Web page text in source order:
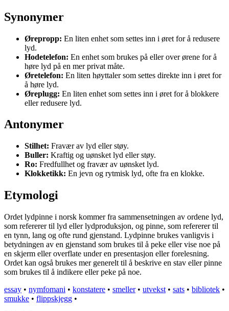
Synonymer
Ørepropp: En liten enhet som settes inn i øret for å redusere
lyd.
Hodetelefon: En enhet som brukes på eller over ørene for å
høre lyd på en mer privat måte.
Øretelefon: En liten høyttaler som settes direkte inn i øret for
å høre lyd.
Øreplugg: En liten enhet som settes inn i øret for å blokkere
eller redusere lyd.
Antonymer
Stilhet: Fravær av lyd eller støy.
Buller: Kraftig og uønsket lyd eller støy.
Ro: Fredfullhet og fravær av uønsket lyd.
Klokketikk: En jevn og rytmisk lyd, ofte fra en klokke.
Etymologi
Ordet lydpinne i norsk kommer fra sammensetningen av ordene lyd,
som refererer til lyd eller lydproduksjon, og pinne, som refererer til
en tynn, lang og ofte rund gjenstand. Lydpinne brukes vanligvis i
betydningen av en gjenstand som brukes til å peke eller vise noe på
en skjerm eller overflate under en presentasjon eller forelesning.
Ordet kan også brukes mer generelt til å beskrive en stav eller pinne
som brukes til å indikere eller peke på noe.
essay • nymfomani • konstatere • smeller• utvekst • sats • bibliotek •
smukke • flippskjegg •